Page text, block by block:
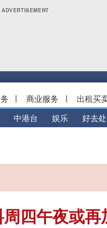
| 商业服务 | 出租买
中港台 娱乐 好去处
四午夜或再